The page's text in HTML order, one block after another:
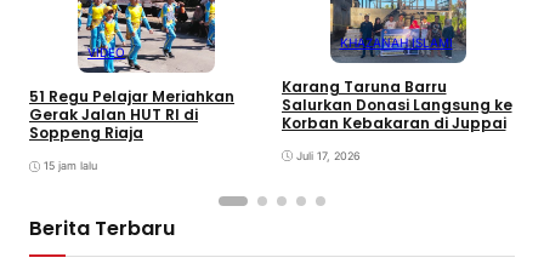
VIDEO
51 Regu Pelajar Meriahkan
Gerak Jalan HUT RI di
Soppeng Riaja
15 jam lalu
KHAZANAH ISLAMI
Karang Taruna Barru
Salurkan Donasi Langsung ke
Korban Kebakaran di Juppai
Juli 17, 2026
Berita Terbaru